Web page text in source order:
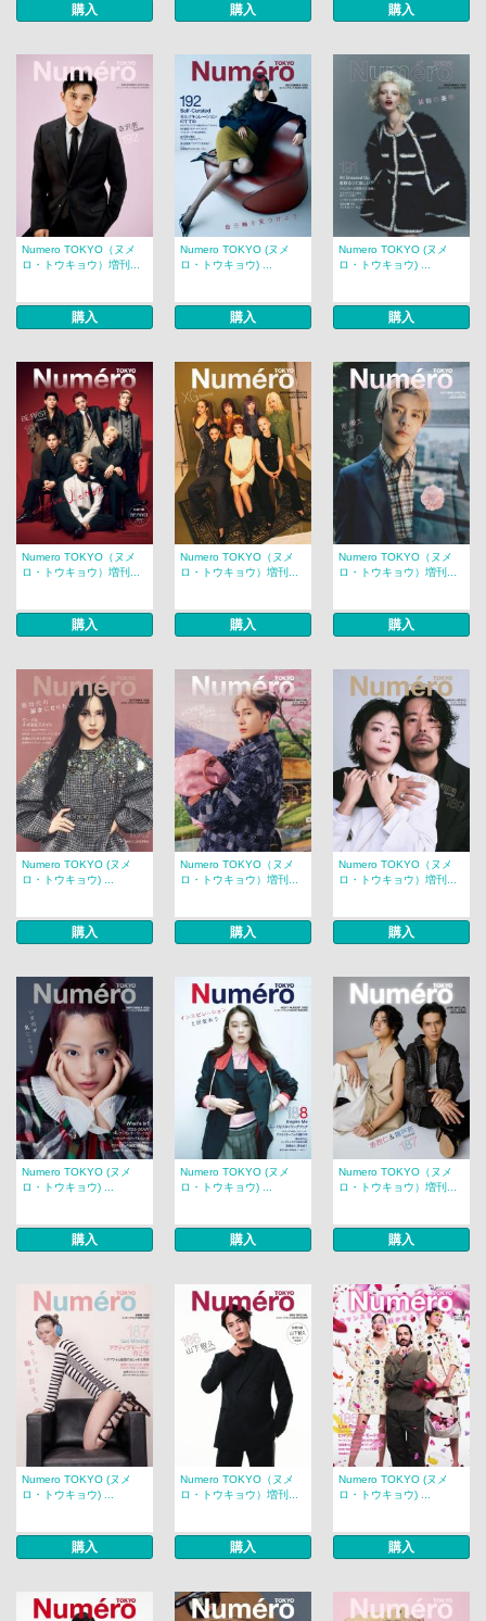
購入 購入 購入
Numero TOKYO（ヌメ
ロ・トウキョウ）増刊...
購入
Numero TOKYO (ヌメ
ロ・トウキョウ) ...
購入
Numero TOKYO (ヌメ
ロ・トウキョウ) ...
購入
Numero TOKYO（ヌメ
ロ・トウキョウ）増刊...
購入
Numero TOKYO（ヌメ
ロ・トウキョウ）増刊...
購入
Numero TOKYO（ヌメ
ロ・トウキョウ）増刊...
購入
Numero TOKYO (ヌメ
ロ・トウキョウ) ...
購入
Numero TOKYO（ヌメ
ロ・トウキョウ）増刊...
購入
Numero TOKYO（ヌメ
ロ・トウキョウ）増刊...
購入
Numero TOKYO (ヌメ
ロ・トウキョウ) ...
購入
Numero TOKYO (ヌメ
ロ・トウキョウ) ...
購入
Numero TOKYO（ヌメ
ロ・トウキョウ）増刊...
購入
Numero TOKYO (ヌメ
ロ・トウキョウ) ...
購入
Numero TOKYO（ヌメ
ロ・トウキョウ）増刊...
購入
Numero TOKYO (ヌメ
ロ・トウキョウ) ...
購入